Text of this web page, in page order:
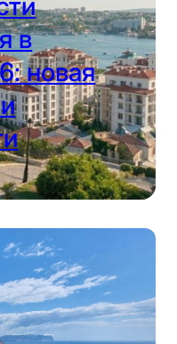
в
новая